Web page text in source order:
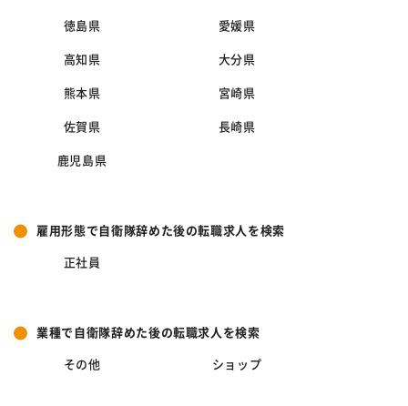
徳島県 愛媛県
高知県 大分県
熊本県 宮崎県
佐賀県 長崎県
鹿児島県
雇用形態で自衛隊辞めた後の転職求人を検索
正社員
業種で自衛隊辞めた後の転職求人を検索
その他 ショップ